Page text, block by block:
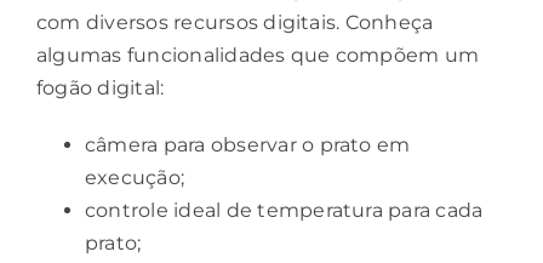
com diversos recursos digitais. Conheça
algumas funcionalidades que compõem um
fogão digital:
câmera para observar o prato em
execução;
controle ideal de temperatura para cada
prato;